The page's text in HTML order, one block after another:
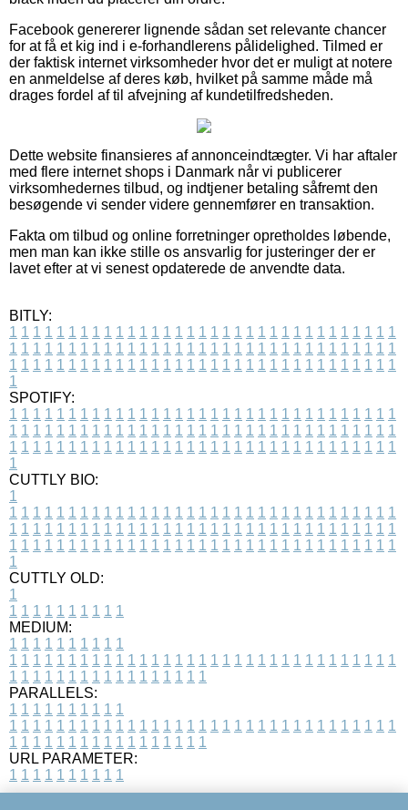
Facebook genererer lignende sådan set relevante chancer
for at få et kig ind i e-forhandlerens pålidelighed. Tilmed er
der faktisk internet virksomheder hvor det er muligt at notere
en anmeldelse af deres køb, hvilket på samme måde må
drages fordel af til afvejning af kundetilfredsheden.
Dette website finansieres af annonceindtægter. Vi har aftaler
med flere internet shops i Danmark når vi publicerer
virksomhedernes tilbud, og indtjener betaling såfremt den
besøgende vi sender videre gennemfører en transaktion.
Fakta om tilbud og online forretninger opretholdes løbende,
men man kan ikke stille os ansvarlig for justeringer der er
lavet efter at vi senest opdaterede de anvendte data.
BITLY:
1 1 1 1 1 1 1 1 1 1 1 1 1 1 1 1 1 1 1 1 1 1 1 1 1 1 1 1 1 1 1 1 1
1 1 1 1 1 1 1 1 1 1 1 1 1 1 1 1 1 1 1 1 1 1 1 1 1 1 1 1 1 1 1 1 1
1 1 1 1 1 1 1 1 1 1 1 1 1 1 1 1 1 1 1 1 1 1 1 1 1 1 1 1 1 1 1 1 1
1
SPOTIFY:
1 1 1 1 1 1 1 1 1 1 1 1 1 1 1 1 1 1 1 1 1 1 1 1 1 1 1 1 1 1 1 1 1
1 1 1 1 1 1 1 1 1 1 1 1 1 1 1 1 1 1 1 1 1 1 1 1 1 1 1 1 1 1 1 1 1
1 1 1 1 1 1 1 1 1 1 1 1 1 1 1 1 1 1 1 1 1 1 1 1 1 1 1 1 1 1 1 1 1
1
CUTTLY BIO:
1
1 1 1 1 1 1 1 1 1 1 1 1 1 1 1 1 1 1 1 1 1 1 1 1 1 1 1 1 1 1 1 1 1
1 1 1 1 1 1 1 1 1 1 1 1 1 1 1 1 1 1 1 1 1 1 1 1 1 1 1 1 1 1 1 1 1
1 1 1 1 1 1 1 1 1 1 1 1 1 1 1 1 1 1 1 1 1 1 1 1 1 1 1 1 1 1 1 1 1
1
CUTTLY OLD:
1
1 1 1 1 1 1 1 1 1 1
MEDIUM:
1 1 1 1 1 1 1 1 1 1
1 1 1 1 1 1 1 1 1 1 1 1 1 1 1 1 1 1 1 1 1 1 1 1 1 1 1 1 1 1 1 1 1
1 1 1 1 1 1 1 1 1 1 1 1 1 1 1 1 1
PARALLELS:
1 1 1 1 1 1 1 1 1 1
1 1 1 1 1 1 1 1 1 1 1 1 1 1 1 1 1 1 1 1 1 1 1 1 1 1 1 1 1 1 1 1 1
1 1 1 1 1 1 1 1 1 1 1 1 1 1 1 1 1
URL PARAMETER:
1 1 1 1 1 1 1 1 1 1